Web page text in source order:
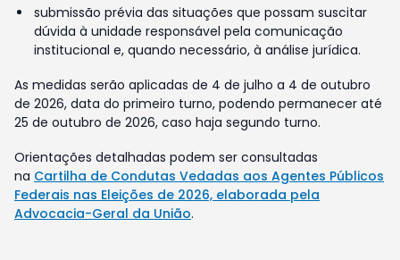
submissão prévia das situações que possam suscitar
dúvida à unidade responsável pela comunicação
institucional e, quando necessário, à análise jurídica.
As medidas serão aplicadas de 4 de julho a 4 de outubro
de 2026, data do primeiro turno, podendo permanecer até
25 de outubro de 2026, caso haja segundo turno.
Orientações detalhadas podem ser consultadas
na Cartilha de Condutas Vedadas aos Agentes Públicos
Federais nas Eleições de 2026, elaborada pela
Advocacia-Geral da União.